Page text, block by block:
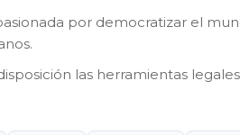
día
otro?
es
por democratizar el
las herramientas